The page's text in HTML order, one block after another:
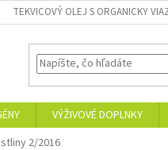
TEKVICOVÝ OLEJ S ORGANICKY
VÝŽIVOVÉ DOPLNKY
2/2016